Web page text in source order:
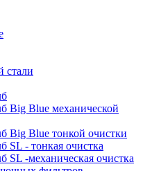
стали
Big Blue механической
Big Blue тонкой очистки
SL - тонкая очистка
-механическая очистка